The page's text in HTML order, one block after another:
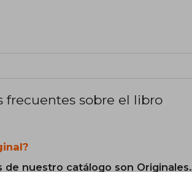
frecuentes sobre el libro
de nuestro catálogo son Originales.